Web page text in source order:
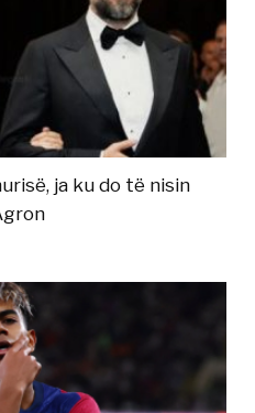
ja ku do të nisin